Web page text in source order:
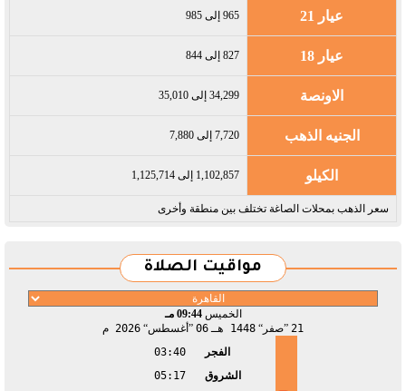
عيار 21 965 إلى 985
عيار 18 827 إلى 844
الاونصة 34,299 إلى 35,010
الجنيه الذهب 7,720 إلى 7,880
الكيلو 1,102,857 إلى 1,125,714
سعر الذهب بمحلات الصاغة تختلف بين منطقة وأخرى
مواقيت الصلاة
الخميس09:44 مـ
21
صفر 1448 هـ 06 أغسطس 2026 م
الفجر
03:40
الشروق
05:17